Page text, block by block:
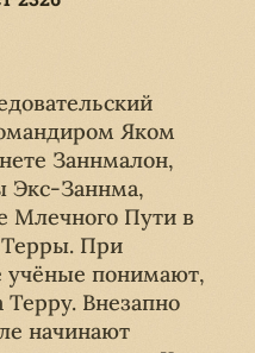
Яком
Заннмалон,
Экс-Заннма,
Млечного Пути в
Терры. При
учёные понимают,
Терру. Внезапно
начинают